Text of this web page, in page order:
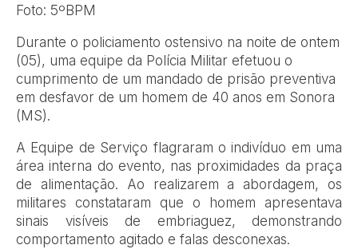
Foto: 5ºBPM
Durante o policiamento ostensivo na noite de ontem
(05), uma equipe da Polícia Militar efetuou o
cumprimento de um mandado de prisão preventiva
em desfavor de um homem de 40 anos em Sonora
(MS).
A Equipe de Serviço flagraram o indivíduo em uma
área interna do evento, nas proximidades da praça
de alimentação. Ao realizarem a abordagem, os
militares constataram que o homem apresentava
sinais visíveis de embriaguez, demonstrando
comportamento agitado e falas desconexas.